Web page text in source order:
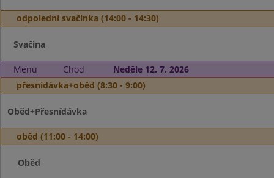
odpolední svačinka (14:00 - 14:30)
Svačina
Menu Chod
Neděle 12. 7. 2026
přesnídávka+oběd (8:30 - 9:00)
Oběd+Přesnídávka
oběd (11:00 - 14:00)
Oběd